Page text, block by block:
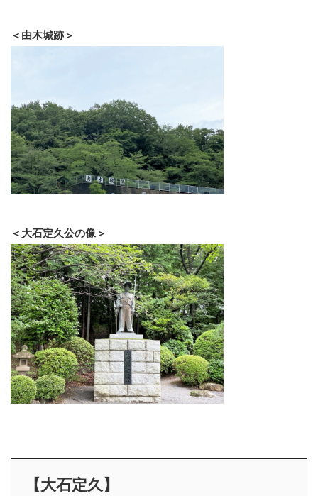
＜由木城跡＞
＜大石定久公の像＞
【大石定久】